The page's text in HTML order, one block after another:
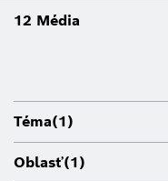
12 Média
Téma(1)
Oblasť(1)